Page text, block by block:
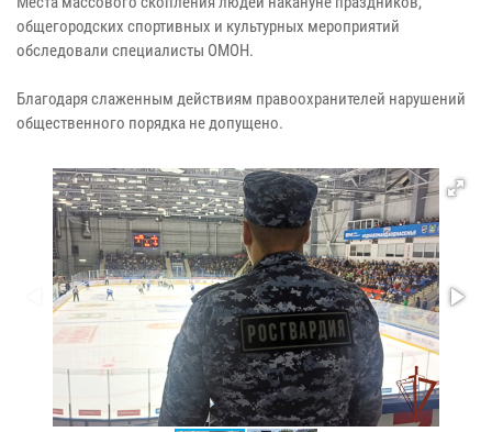
общегородских спортивных и культурных мероприятий
обследовали специалисты ОМОН.
Благодаря слаженным действиям правоохранителей нарушений
общественного порядка не допущено.